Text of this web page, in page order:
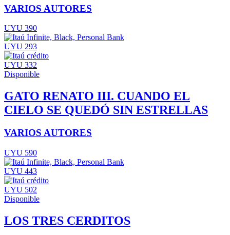
VARIOS AUTORES
UYU 390
UYU 293
UYU 332
Disponible
GATO RENATO III. CUANDO EL
CIELO SE QUEDÓ SIN ESTRELLAS
VARIOS AUTORES
UYU 590
UYU 443
UYU 502
Disponible
LOS TRES CERDITOS